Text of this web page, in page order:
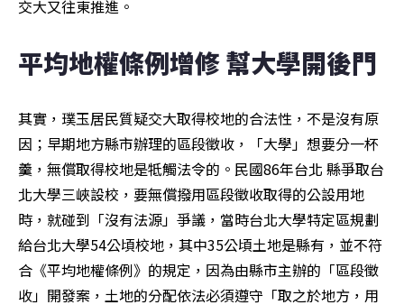
交大又往東推進。
平均地權條例增修 幫大學開後門
其實，璞玉居民質疑交大取得校地的合法性，不是沒有原
因；早期地方縣市辦理的區段徵收，「大學」想要分一杯
羹，無償取得校地是牴觸法令的。民國86年台北 縣爭取台
北大學三峽設校，要無償撥用區段徵收取得的公設用地
時，就碰到「沒有法源」爭議，當時台北大學特定區規劃
給台北大學54公頃校地，其中35公頃土地是縣有，並不符
合《平均地權條例》的規定，因為由縣市主辦的「區段徵
收」開發案，土地的分配依法必須遵守「取之於地方，用